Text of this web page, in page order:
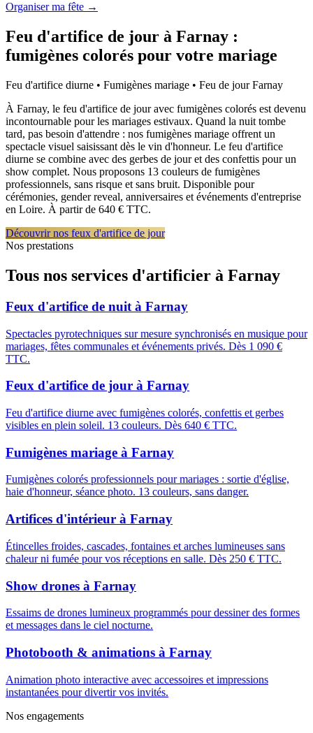
Organiser ma fête →
Feu d'artifice de jour à Farnay :
fumigènes colorés pour votre mariage
Feu d'artifice diurne • Fumigènes mariage • Feu de jourFarnay
À Farnay, le feu d'artifice de jour avec fumigènes colorés est devenu
incontournable pour les mariages estivaux. Quand la nuit tombe
tard, pas besoin d'attendre : nos fumigènes mariage offrent un
spectacle visuel saisissant dès le vin d'honneur. Le feu d'artifice
diurne se combine avec des gerbes de jour et des confettis pour un
show complet. Nous proposons 13 couleurs de fumigènes
professionnels, sans risque et sans bruit. Disponible pour
cérémonies, gender reveal, anniversaires et événements d'entreprise
en Loire. À partir de 640 € TTC.
Découvrir nos feux d'artifice de jour
Nos prestations
Tous nos services d'artificier à Farnay
Feux d'artifice de nuit à Farnay
Spectacles pyrotechniques sur mesure synchronisés en musique pour
mariages, fêtes communales et événements privés. Dès 1 090 €
TTC.
Feux d'artifice de jour à Farnay
Feu d'artifice diurne avec fumigènes colorés, confettis et gerbes
visibles en plein soleil. 13 couleurs. Dès 640 € TTC.
Fumigènes mariage à Farnay
Fumigènes colorés professionnels pour mariages : sortie d'église,
haie d'honneur, séance photo. 13 couleurs, sans danger.
Artifices d'intérieur à Farnay
Étincelles froides, cascades, fontaines et arches lumineuses sans
chaleur ni fumée pour vos réceptions en salle. Dès 250 € TTC.
Show drones à Farnay
Essaims de drones lumineux programmés pour dessiner des formes
et messages dans le ciel nocturne.
Photobooth & animations à Farnay
Animation photo interactive avec accessoires et impressions
instantanées pour divertir vos invités.
Nos engagements